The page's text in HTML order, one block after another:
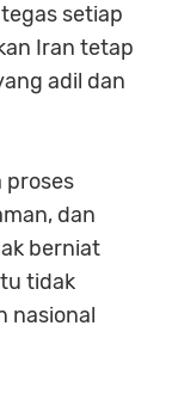
setiap
Iran tetap
adil dan
proses
dan
berniat
tidak
nasional